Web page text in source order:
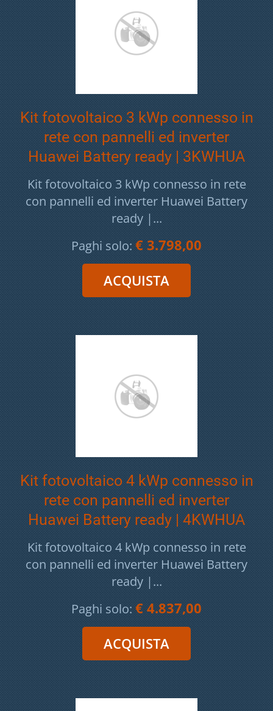
Kit fotovoltaico 3 kWp connesso in
rete con pannelli ed inverter
Huawei Battery ready | 3KWHUA
Kit fotovoltaico 3 kWp connesso in rete
con pannelli ed inverter Huawei Battery
ready |...
Paghi solo: € 3.798,00
Kit fotovoltaico 4 kWp connesso in
rete con pannelli ed inverter
Huawei Battery ready | 4KWHUA
Kit fotovoltaico 4 kWp connesso in rete
con pannelli ed inverter Huawei Battery
ready |...
Paghi solo: € 4.837,00